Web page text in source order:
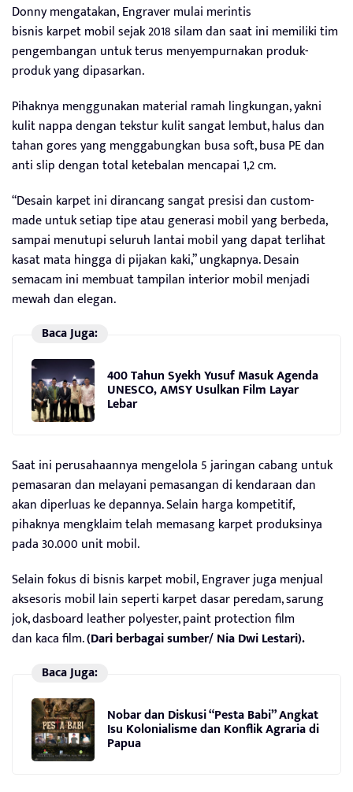
Donny mengatakan, Engraver mulai merintis
bisnis karpet mobil sejak 2018 silam dan saat ini memiliki tim
pengembangan untuk terus menyempurnakan produk-
produk yang dipasarkan.
Pihaknya menggunakan material ramah lingkungan, yakni
kulit nappa dengan tekstur kulit sangat lembut, halus dan
tahan gores yang menggabungkan busa soft, busa PE dan
anti slip dengan total ketebalan mencapai 1,2 cm.
“Desain karpet ini dirancang sangat presisi dan custom-
made untuk setiap tipe atau generasi mobil yang berbeda,
sampai menutupi seluruh lantai mobil yang dapat terlihat
kasat mata hingga di pijakan kaki,” ungkapnya. Desain
semacam ini membuat tampilan interior mobil menjadi
mewah dan elegan.
Baca Juga:
400 Tahun Syekh Yusuf Masuk Agenda
UNESCO, AMSY Usulkan Film Layar
Lebar
Saat ini perusahaannya mengelola 5 jaringan cabang untuk
pemasaran dan melayani pemasangan di kendaraan dan
akan diperluas ke depannya. Selain harga kompetitif,
pihaknya mengklaim telah memasang karpet produksinya
pada 30.000 unit mobil.
Selain fokus di bisnis karpet mobil, Engraver juga menjual
aksesoris mobil lain seperti karpet dasar peredam, sarung
jok, dasboard leather polyester, paint protection film
dan kaca film.(Dari berbagai sumber/ Nia Dwi Lestari).
Baca Juga:
Nobar dan Diskusi “Pesta Babi” Angkat
Isu Kolonialisme dan Konflik Agraria di
Papua